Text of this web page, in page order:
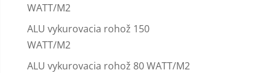
WATT/M2
ALU vykurovacia rohož 150
WATT/M2
ALU vykurovacia rohož 80 WATT/M2